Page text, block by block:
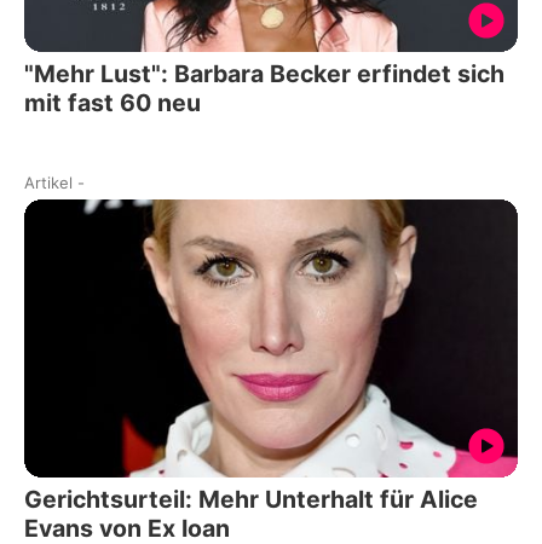
"Mehr Lust": Barbara Becker erfindet sich
mit fast 60 neu
Artikel -
Gerichtsurteil: Mehr Unterhalt für Alice
Evans von Ex Ioan